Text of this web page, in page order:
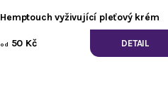
Hemptouch vyživující pleťový krém
od 50 Kč DETAIL